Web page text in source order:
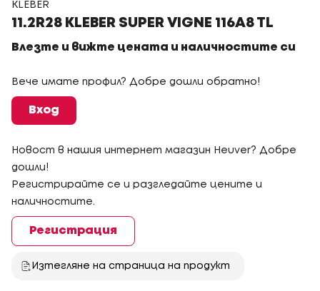
KLEBER
11.2R28 KLEBER SUPER VIGNE 116A8 TL
Влезте и вижте цената и наличностите си
Вече имате профил? Добре дошли обратно!
Вход
Новост в нашия интернет магазин Heuver? Добре
дошли!
Регистрирайте се и разгледайте цените и
наличностите.
Регистрация
Изтегляне на страница на продукт